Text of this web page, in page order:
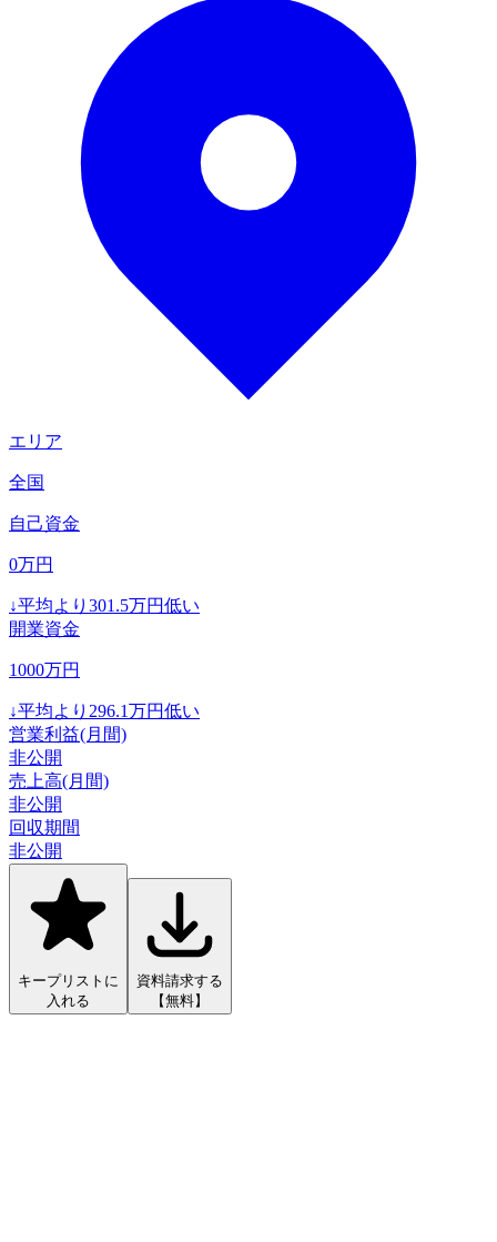
エリア
全国
自己資金
0万円
↓平均より 301.5万円低い
開業資金
1000万円
↓平均より 296.1万円低い
営業利益(月間)
非公開
売上高(月間)
非公開
回収期間
非公開
キープリストに
入れる
資料請求する
【無料】